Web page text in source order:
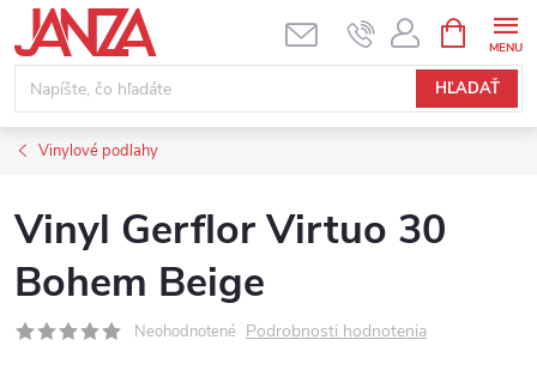
Prejsť na obsah
HĽADAŤ
Vinylové podlahy
Vinyl Gerflor Virtuo 30
Bohem Beige
Neohodnotené Podrobnosti hodnotenia